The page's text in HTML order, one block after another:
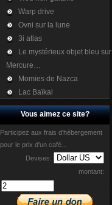
Warp drive
Ovni sur la lune
3i atlas
Le mystérieux objet bleu sur
Mercure…
Momies de Nazca
Lac Baïkal
Vous aimez ce site?
Participez aux frais d'hébergement
pour le prix d'un café...
Devises:
montant: